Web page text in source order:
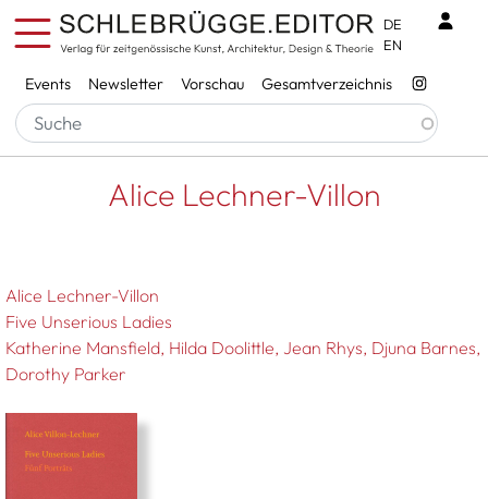
Direkt zum Inhalt
Services
Events Newsletter Vorschau Gesamtverzeichnis
DE
EN
Pfadnavigation
Startseite Alice Lechner-Villon
Alice Lechner-Villon
Alice Lechner-Villon
Five Unserious Ladies
Katherine Mansfield, Hilda Doolittle, Jean Rhys, Djuna Barnes,
Dorothy Parker